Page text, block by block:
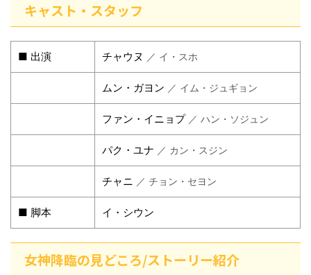
キャスト・スタッフ
■ 出演 チャウヌ ／ イ・スホ
ムン・ガヨン ／ イム・ジュギョン
ファン・イニョプ／ ハン・ソジュン
パク・ユナ ／ カン・スジン
チャニ ／ チョン・セヨン
■ 脚本 イ・シウン
女神降臨の見どころ/ストーリー紹介